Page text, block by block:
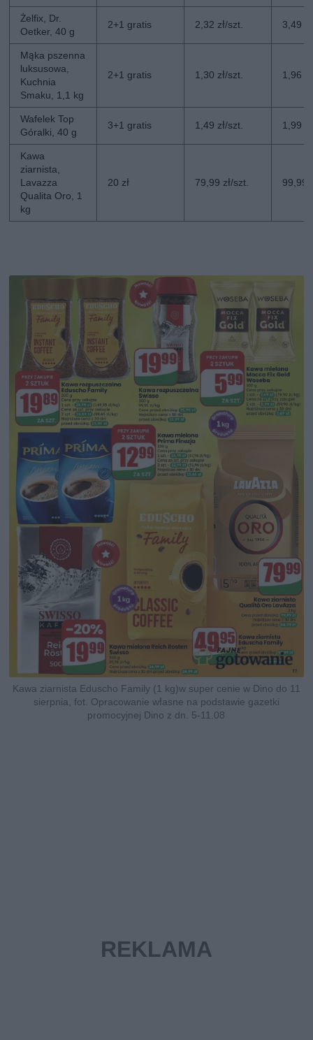
Żelfix, Dr.
Oetker, 40 g
2+1 gratis 2,32 zł/szt. 3,49
Mąka pszenna
luksusowa,
Kuchnia
Smaku, 1,1 kg
2+1 gratis 1,30 zł/szt. 1,96
Wafelek Top
Góralki, 40 g
3+1 gratis 1,49 zł/szt. 1,99
Kawa
ziarnista,
Lavazza
Qualita Oro, 1
kg
20 zł 79,99 zł/szt. 99,99
Kawa ziarnista Eduscho Family (1 kg)w super cenie w Dino do 11
sierpnia, fot. Opracowanie własne na podstawie gazetki
promocyjnej Dino z dn. 5-11.08